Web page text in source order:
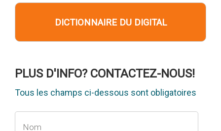
DICTIONNAIRE DU DIGITAL
PLUS D'INFO? CONTACTEZ-NOUS!
Tous les champs ci-dessous sont obligatoires